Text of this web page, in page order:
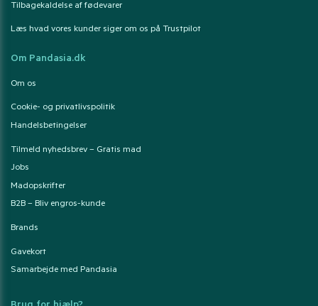
Tilbagekaldelse af fødevarer
Læs hvad vores kunder siger om os på Trustpilot
Om Pandasia.dk
Om os
Cookie- og privatlivspolitik
Handelsbetingelser
Tilmeld nyhedsbrev – Gratis mad
Jobs
Madopskrifter
B2B – Bliv engros-kunde
Brands
Gavekort
Samarbejde med Pandasia